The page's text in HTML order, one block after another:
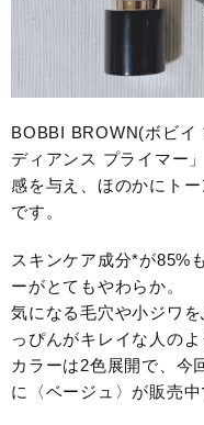
BOBBI BROWN(ボビイ
ディアンス プライマー
感を与え、ほのかにト
です。
スキンケア成分*が85%
ーがとてもやわらか。
気になる毛穴や小ジワ
っぴんがキレイな人の
カラーは2色展開で、今
に〈ベージュ〉が販売中